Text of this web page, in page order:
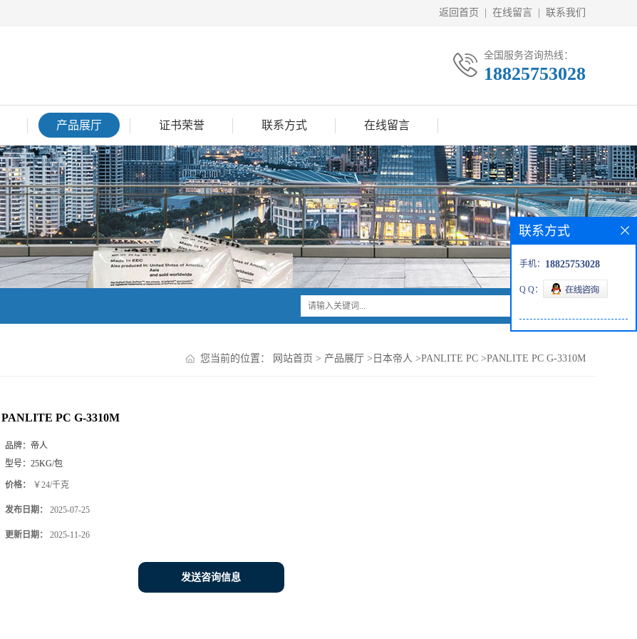
返回首页 在线留言 联系我们
全国服务咨询热线：
18825753028
产品展厅 证书荣誉 联系方式 在线留言
您当前的位置： 网站首页 > 产品展厅 > 日本帝人 >PANLITE PC >PANLITE PC G-3310M
PANLITE PC G-3310M
品牌： 帝人
型号： 25KG/包
价格： ￥24/千克
发布日期： 2025-07-25
更新日期： 2025-11-26
发送咨询信息
联系方式
手机： 18825753028
Q Q：